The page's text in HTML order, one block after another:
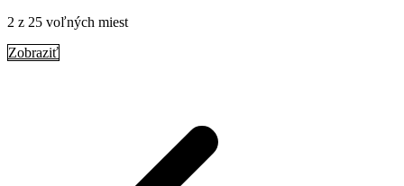
2 z 25 voľných miest
Zobraziť